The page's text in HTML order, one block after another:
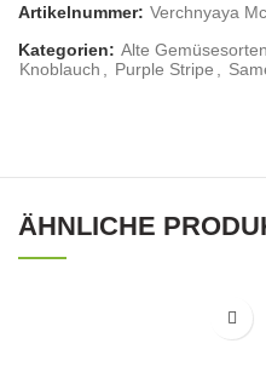
Artikelnummer: Verchnyaya
Kategorien: Alte Gemüsesorten
Knoblauch
Purple Stripe
ÄHNLICHE